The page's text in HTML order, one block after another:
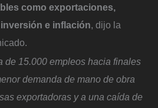
como exportaciones,
e inflación, dijo la
de 15.000 empleos hacia finales
demanda de mano de obra
exportadoras y a una caída de